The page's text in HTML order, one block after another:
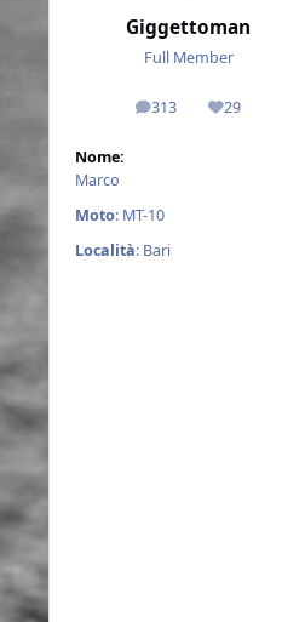
Giggettoman
Full Member
313
messaggi29
Reputazione
Nome:
Marco
Moto: MT-10
Località: Bari